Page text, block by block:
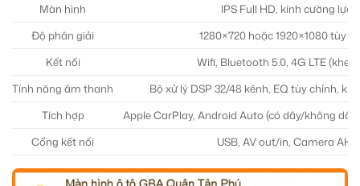
Màn hình
IPS Full HD, kính cường lực
Độ phân giải
1280×720 hoặc 1920×1080 tùy
Kết nối
Wifi, Bluetooth 5.0, 4G LTE (khe
Tính năng âm thanh
Bộ xử lý DSP 32/48 kênh, EQ tùy chỉnh,
Tích hợp
Apple CarPlay, Android Auto (có dây/không
Cổng kết nối
USB, AV out/in, Camera